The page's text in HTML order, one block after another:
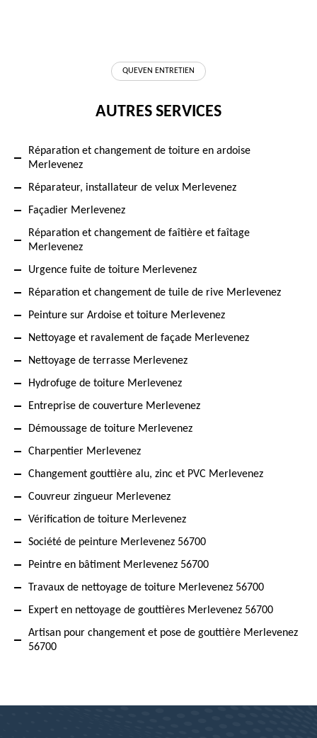
QUEVEN ENTRETIEN
AUTRES SERVICES
Réparation et changement de toiture en ardoise
Merlevenez
Réparateur, installateur de velux Merlevenez
Façadier Merlevenez
Réparation et changement de faîtière et faîtage
Merlevenez
Urgence fuite de toiture Merlevenez
Réparation et changement de tuile de rive Merlevenez
Peinture sur Ardoise et toiture Merlevenez
Nettoyage et ravalement de façade Merlevenez
Nettoyage de terrasse Merlevenez
Hydrofuge de toiture Merlevenez
Entreprise de couverture Merlevenez
Démoussage de toiture Merlevenez
Charpentier Merlevenez
Changement gouttière alu, zinc et PVC Merlevenez
Couvreur zingueur Merlevenez
Vérification de toiture Merlevenez
Société de peinture Merlevenez 56700
Peintre en bâtiment Merlevenez 56700
Travaux de nettoyage de toiture Merlevenez 56700
Expert en nettoyage de gouttières Merlevenez 56700
Artisan pour changement et pose de gouttière Merlevenez
56700